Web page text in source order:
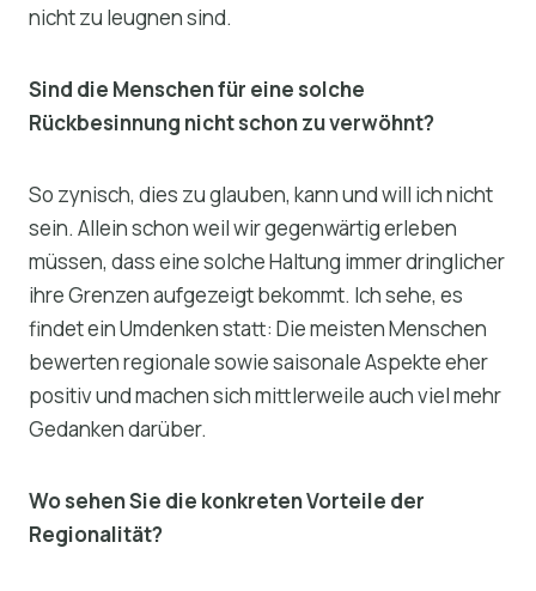
nicht zu leugnen sind.
Sind die Menschen für eine solche
Rückbesinnung nicht schon zu verwöhnt?
So zynisch, dies zu glauben, kann und will ich nicht
sein. Allein schon weil wir gegenwärtig erleben
müssen, dass eine solche Haltung immer dringlicher
ihre Grenzen aufgezeigt bekommt. Ich sehe, es
findet ein Umdenken statt: Die meisten Menschen
bewerten regionale sowie saisonale Aspekte eher
positiv und machen sich mittlerweile auch viel mehr
Gedanken darüber.
Wo sehen Sie die konkreten Vorteile der
Regionalität?